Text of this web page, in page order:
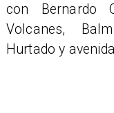
con Bernardo
Volcanes,
Hurtado y